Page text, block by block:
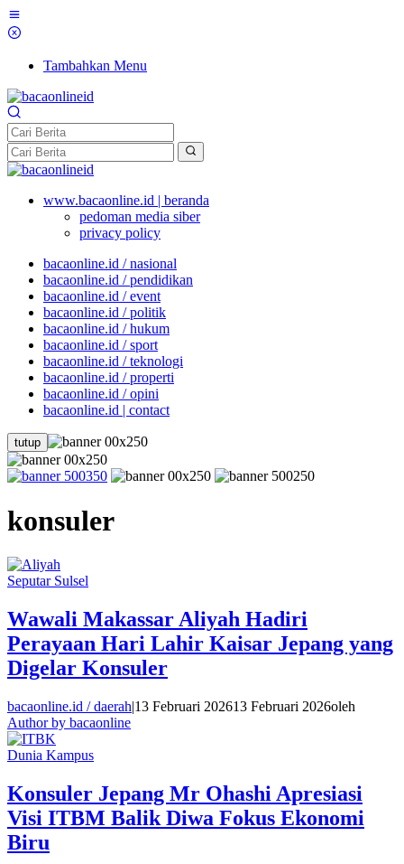
Tambahkan Menu
www.bacaonline.id | beranda
pedoman media siber
privacy policy
bacaonline.id / nasional
bacaonline.id / pendidikan
bacaonline.id / event
bacaonline.id / politik
bacaonline.id / hukum
bacaonline.id / sport
bacaonline.id / teknologi
bacaonline.id / properti
bacaonline.id / opini
bacaonline.id | contact
tutup
konsuler
Seputar Sulsel
Wawali Makassar Aliyah Hadiri
Perayaan Hari Lahir Kaisar Jepang yang
Digelar Konsuler
bacaonline.id / daerah|13 Februari 202613 Februari 2026oleh
Author by bacaonline
Dunia Kampus
Konsuler Jepang Mr Ohashi Apresiasi
Visi ITBM Balik Diwa Fokus Ekonomi
Biru